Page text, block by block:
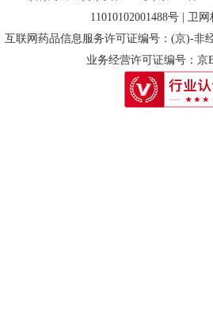
11010102001488号 | 卫
互联网药品信息服务许可证编号：(京)-非
业务经营许可证编号：京